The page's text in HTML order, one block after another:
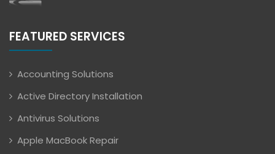
FEATURED SERVICES
Accounting Solutions
Active Directory Installation
Antivirus Solutions
Apple MacBook Repair